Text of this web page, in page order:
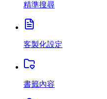
精準搜尋
客製化設定
書籤內容